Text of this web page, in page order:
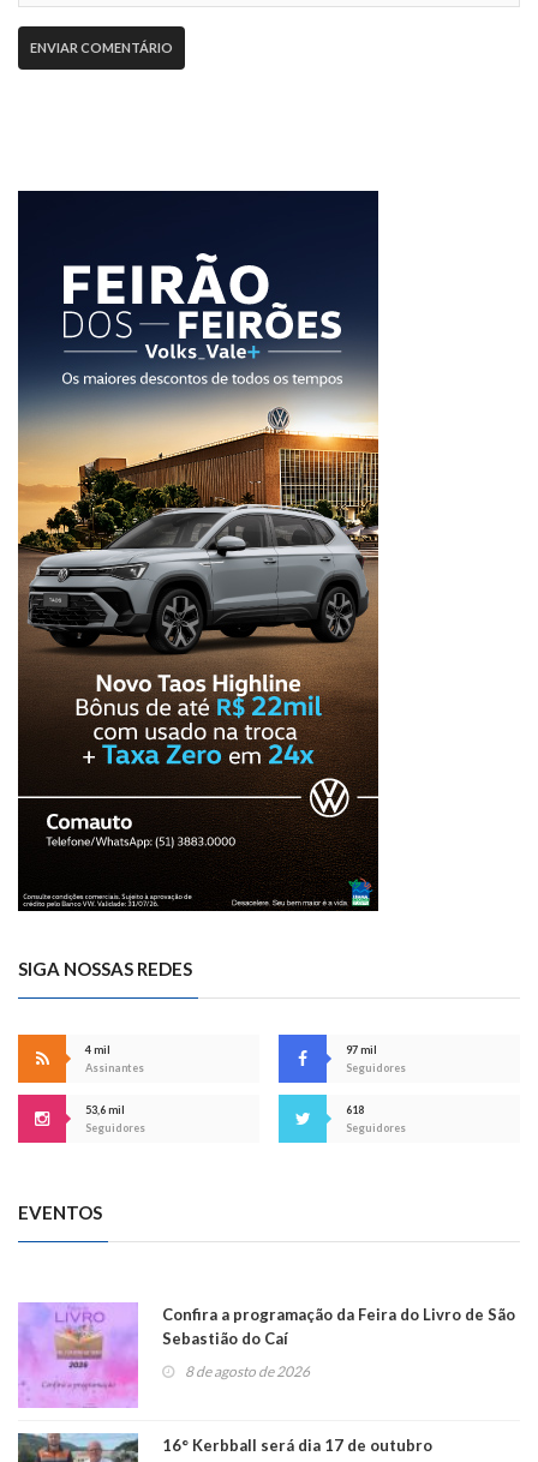
SIGA NOSSAS REDES
4 mil
Assinantes
97 mil
Seguidores
53,6 mil
Seguidores
618
Seguidores
EVENTOS
Confira a programação da Feira do Livro de São
Sebastião do Caí
8 de agosto de 2026
16° Kerbball será dia 17 de outubro